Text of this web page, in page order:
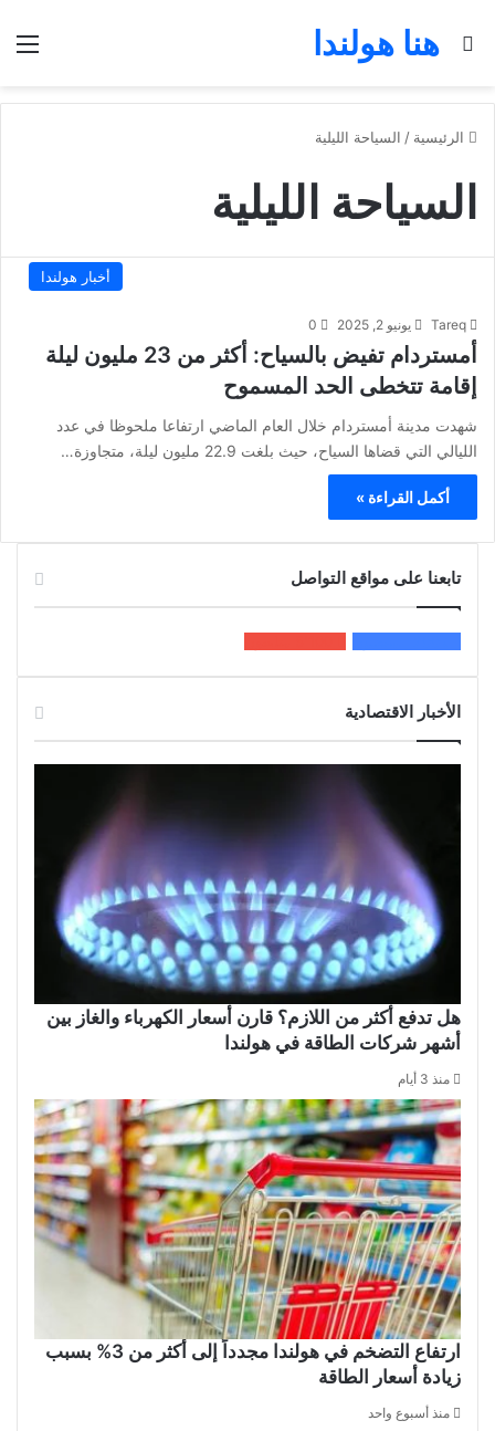
هنا هولندا
بحث عن
الرئيسية / السياحة الليلية
السياحة الليلية
أخبار هولندا
Tareq يونيو 2, 2025 0
أمستردام تفيض بالسياح: أكثر من 23 مليون ليلة
إقامة تتخطى الحد المسموح
شهدت مدينة أمستردام خلال العام الماضي ارتفاعا ملحوظا في عدد
الليالي التي قضاها السياح، حيث بلغت 22.9 مليون ليلة، متجاوزة…
أكمل القراءة »
تابعنا على مواقع التواصل
الأخبار الاقتصادية
هل تدفع أكثر من اللازم؟ قارن أسعار الكهرباء والغاز بين
أشهر شركات الطاقة في هولندا
منذ 3 أيام
ارتفاع التضخم في هولندا مجدداً إلى أكثر من 3% بسبب
زيادة أسعار الطاقة
منذ أسبوع واحد